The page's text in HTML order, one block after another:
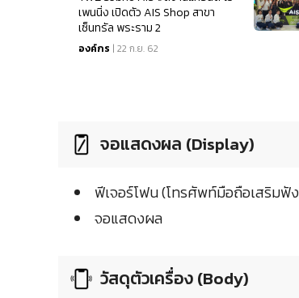
เพนนิ่ง เปิดตัว AIS Shop สาขา
เซ็นทรัล พระราม 2
องค์กร | 22 ก.ย. 62
จอแสดงผล (Display)
ฟีเจอร์โฟน (โทรศัพท์มือถือเสริมฟัง
จอแสดงผล
วัสดุตัวเครื่อง (Body)